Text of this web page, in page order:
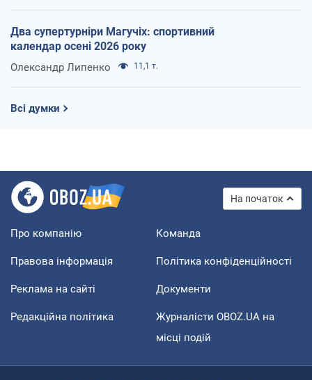
Два супертурніри Магучіх: спортивний
календар осені 2026 року
Олександр Липенко 11,1 т.
Всі думки
На початок
Про компанію Команда
Правова інформація Політика конфіденційності
Реклама на сайті Документи
Редакційна політика
Журналісти OBOZ.UA на
місці подій